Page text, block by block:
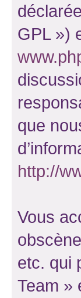
GPL »)
que
http://
Vous
etc. qui
Team »